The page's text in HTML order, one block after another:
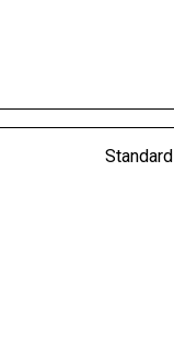
Standard